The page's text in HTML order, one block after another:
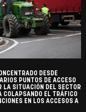
DESDE
PUNTOS DE ACCESO
LA SITUACIÓN DEL SECTOR
COLAPSANDO EL TRÁFICO
EN LOS ACCESOS A